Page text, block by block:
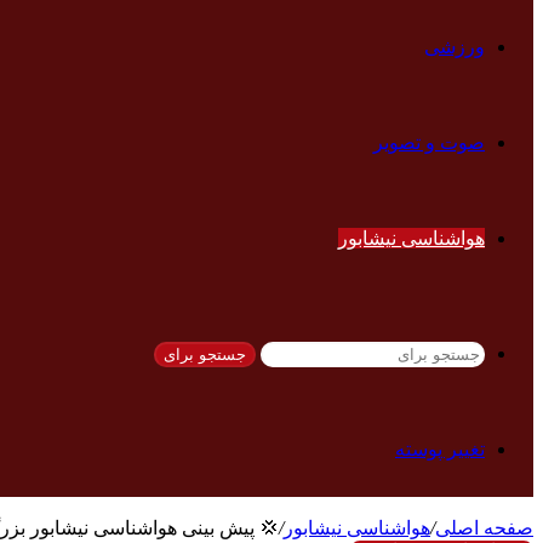
ورزشی
صوت و تصویر
هواشناسی نیشابور
جستجو برای
تغییر پوسته
صفحه اصلی/هواشناسی نیشابور/💢 پیش بینی هواشناسی نیشابور